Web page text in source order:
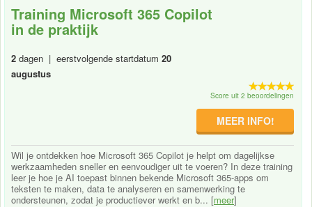
Training Microsoft 365 Copilot
in de praktijk
2 dagen | eerstvolgende startdatum 20
augustus
Score uit 2 beoordelingen
MEER INFO!
Wil je ontdekken hoe Microsoft 365 Copilot je helpt om dagelijkse
werkzaamheden sneller en eenvoudiger uit te voeren? In deze training
leer je hoe je AI toepast binnen bekende Microsoft 365-apps om
teksten te maken, data te analyseren en samenwerking te
ondersteunen, zodat je productiever werkt en b... [meer]